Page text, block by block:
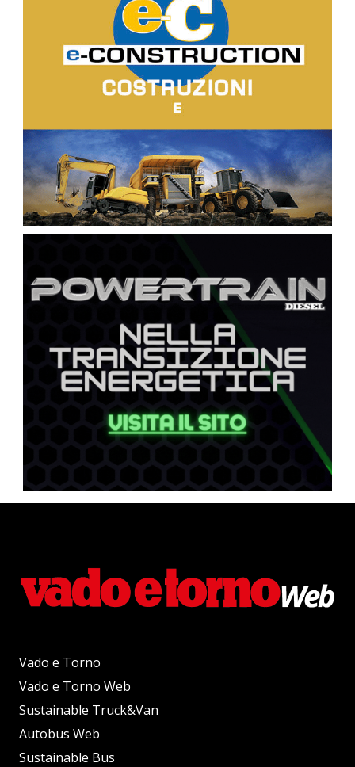
Vado e Torno
Vado e Torno Web
Sustainable Truck&Van
Autobus Web
Sustainable Bus